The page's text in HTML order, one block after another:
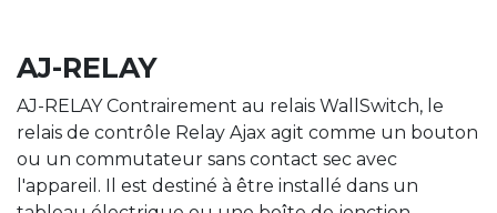
AJ-RELAY
AJ-RELAY Contrairement au relais WallSwitch, le
relais de contrôle Relay Ajax agit comme un bouton
ou un commutateur sans contact sec avec
l'appareil. Il est destiné à être installé dans un